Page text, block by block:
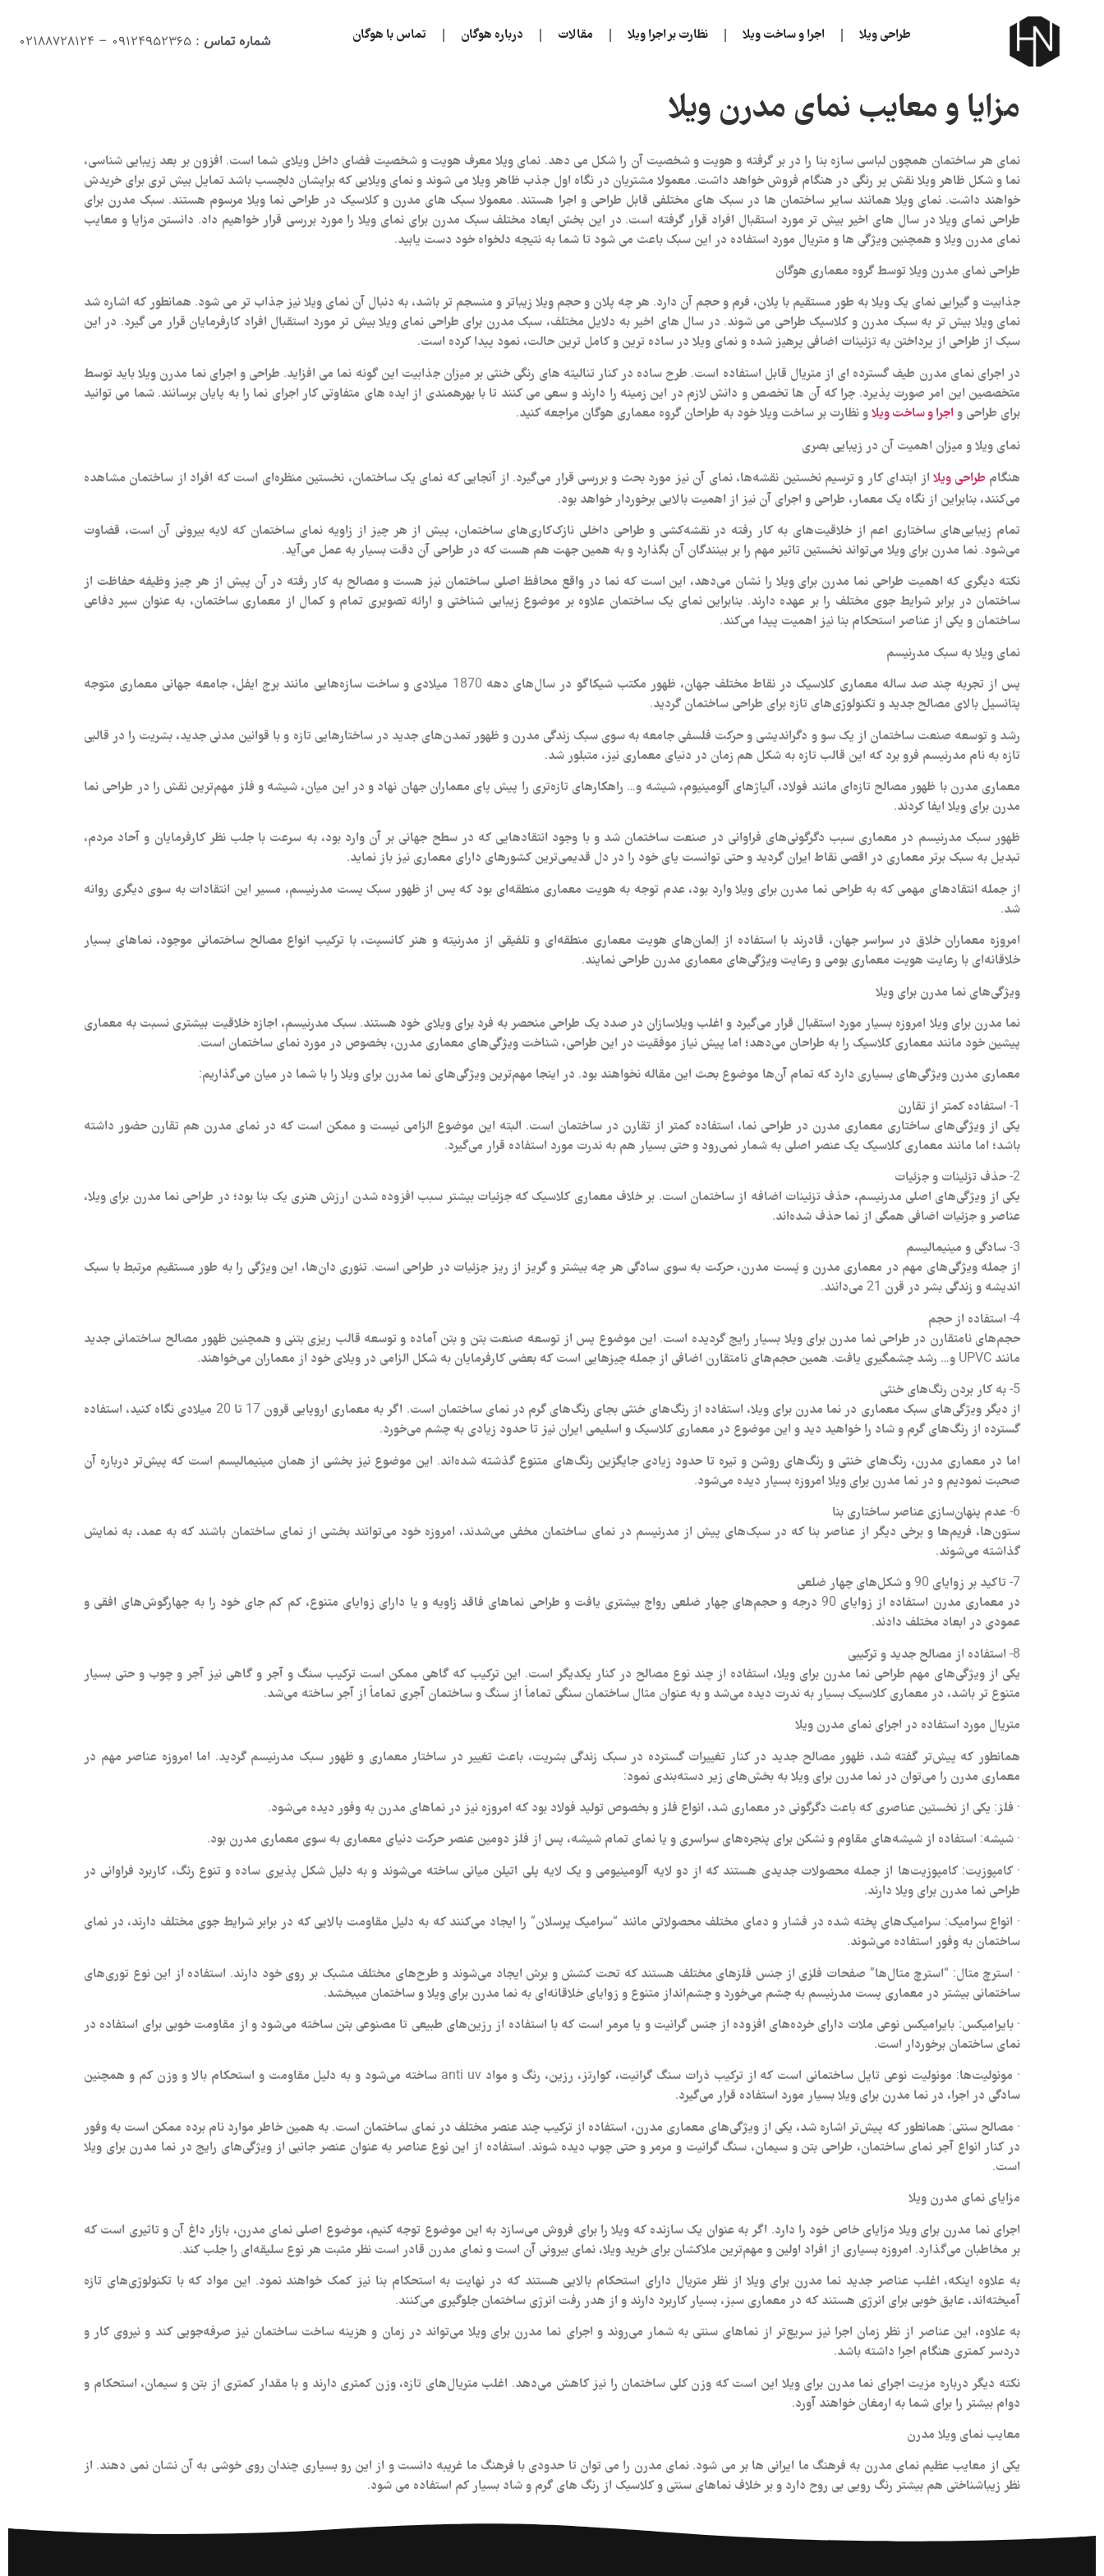
طراحی ویلا اجرا و ساخت ویلا نظارت بر اجرا ویلا مقالات درباره هوگان تماس با هوگان شماره تماس : 09124952365 – 02188728124
مزایا و معایب نمای مدرن ویلا
نمای هر ساختمان همچون لباسی سازه بنا را در بر گرفته و هویت و شخصیت آن را شکل می دهد. نمای ویلا معرف هویت و شخصیت فضای داخل ویلای شما است. افزون بر بعد زیبایی شناسی،
نما و شکل ظاهر ویلا نقش پر رنگی در هنگام فروش خواهد داشت. معمولا مشتریان در نگاه اول جذب ظاهر ویلا می شوند و نمای ویلایی که برایشان دلچسب باشد تمایل بیش تری برای خریدش
خواهند داشت. نمای ویلا همانند سایر ساختمان ها در سبک های مختلفی قابل طراحی و اجرا هستند. معمولا سبک های مدرن و کلاسیک در طراحی نما ویلا مرسوم هستند. سبک مدرن برای
طراحی نمای ویلا در سال های اخیر بیش تر مورد استقبال افراد قرار گرفته است. در این بخش ابعاد مختلف سبک مدرن برای نمای ویلا را مورد بررسی قرار خواهیم داد. دانستن مزایا و معایب
نمای مدرن ویلا و همچنین ویژگی ها و متریال مورد استفاده در این سبک باعث می شود تا شما به نتیجه دلخواه خود دست یابید.
طراحی نمای مدرن ویلا توسط گروه معماری هوگان
جذابیت و گیرایی نمای یک ویلا به طور مستقیم با پلان، فرم و حجم آن دارد. هر چه پلان و حجم ویلا زیباتر و منسجم تر باشد، به دنبال آن نمای ویلا نیز جذاب تر می شود. همانطور که اشاره شد
نمای ویلا بیش تر به سبک مدرن و کلاسیک طراحی می شوند. در سال های اخیر به دلایل مختلف، سبک مدرن برای طراحی نمای ویلا بیش تر مورد استقبال افراد کارفرمایان قرار می گیرد. در این
سبک از طراحی از پرداختن به تزئینات اضافی پرهیز شده و نمای ویلا در ساده ترین و کامل ترین حالت، نمود پیدا کرده است.
در اجرای نمای مدرن طیف گسترده ای از متریال قابل استفاده است. طرح ساده در کنار تنالیته های رنگی خنثی بر میزان جذابیت این گونه نما می افزاید. طراحی و اجرای نما مدرن ویلا باید توسط
متخصصین این امر صورت پذیرد. چرا که آن ها تخصص و دانش لازم در این زمینه را دارند و سعی می کنند تا با بهرهمندی از ایده های متفاوتی کار اجرای نما را به پایان برسانند. شما می توانید
برای طراحی و اجرا و ساخت ویلا و نظارت بر ساخت ویلا خود به طراحان گروه معماری هوگان مراجعه کنید.
نمای ویلا و میزان اهمیت آن در زیبایی بصری
هنگام طراحی ویلااز ابتدای کار و ترسیم نخستین نقشه‌ها، نمای آن نیز مورد بحث و بررسی قرار می‌گیرد. از آنجایی که نمای یک ساختمان، نخستین منظره‌ای است که افراد از ساختمان مشاهده
می‌کنند، بنابراین از نگاه یک معمار، طراحی و اجرای آن نیز از اهمیت بالایی برخوردار خواهد بود.
تمام زیبایی‌های ساختاری اعم از خلاقیت‌های به کار رفته در نقشه‌کشی و طراحی داخلی نازک‌کاری‌های ساختمان، پیش از هر چیز از زاویه نمای ساختمان که لایه بیرونی آن است، قضاوت
می‌شود. نما مدرن برای ویلا می‌تواند نخستین تاثیر مهم را بر بینندگان آن بگذارد و به همین جهت هم هست که در طراحی آن دقت بسیار به عمل می‌آید.
نکته دیگری که اهمیت طراحی نما مدرن برای ویلا را نشان می‌دهد، این است که نما در واقع محافظ اصلی ساختمان نیز هست و مصالح به کار رفته در آن پیش از هر چیز وظیفه حفاظت از
ساختمان در برابر شرایط جوی مختلف را بر عهده دارند. بنابراین نمای یک ساختمان علاوه بر موضوع زیبایی شناختی و ارائه تصویری تمام و کمال از معماری ساختمان، به عنوان سپر دفاعی
ساختمان و یکی از عناصر استحکام بنا نیز اهمیت پیدا می‌کند.
نمای ویلا به سبک مدرنیسم
پس از تجربه چند صد ساله معماری کلاسیک در نقاط مختلف جهان، ظهور مکتب شیکاگو در سال‌های دهه 1870 میلادی و ساخت سازه‌هایی مانند برج ایفل، جامعه جهانی معماری متوجه
پتانسیل بالای مصالح جدید و تکنولوژی‌های تازه برای طراحی ساختمان گردید.
رشد و توسعه صنعت ساختمان از یک سو و دگراندیشی و حرکت فلسفی جامعه به سوی سبک زندگی مدرن و ظهور تمدن‌های جدید در ساختارهایی تازه و با قوانین مدنی جدید، بشریت را در قالبی
تازه به نام مدرنیسم فرو برد که این قالب تازه به شکل هم‌ زمان در دنیای معماری نیز، متبلور شد.
معماری مدرن با ظهور مصالح تازه‌ای مانند فولاد، آلیاژهای آلومینیوم، شیشه و… راهکارهای تازه‌تری را پیش پای معماران جهان نهاد و در این میان، شیشه و فلز مهم‌ترین نقش را در طراحی نما
مدرن برای ویلا ایفا کردند.
ظهور سبک مدرنیسم در معماری سبب دگرگونی‌های فراوانی در صنعت ساختمان شد و با وجود انتقادهایی که در سطح جهانی بر آن وارد بود، به سرعت با جلب نظر کارفرمایان و آحاد مردم،
تبدیل به سبک برتر معماری در اقصی نقاط ایران گردید و حتی توانست پای خود را در دل قدیمی‌ترین کشورهای دارای معماری نیز باز نماید.
از جمله انتقادهای مهمی که به طراحی نما مدرن برای ویلا وارد بود، عدم توجه به هویت معماری منطقه‌ای بود که پس از ظهور سبک پست مدرنیسم، مسیر این انتقادات به سوی دیگری روانه
شد.
امروزه معماران خلاق در سراسر جهان، قادرند با استفاده از اِلمان‌های هویت معماری منطقه‌ای و تلفیقی از مدرنیته و هنر کانسپت، با ترکیب انواع مصالح ساختمانی موجود، نماهای بسیار
خلاقانه‌ای با رعایت هویت معماری بومی و رعایت ویژگی‌های معماری مدرن طراحی نمایند.
ویژگی‌های نما مدرن برای ویلا
نما مدرن برای ویلا امروزه بسیار مورد استقبال قرار می‌گیرد و اغلب ویلاسازان در صدد یک طراحی منحصر به فرد برای ویلای خود هستند. سبک مدرنیسم، اجازه خلاقیت بیشتری نسبت به معماری
پیشین خود مانند معماری کلاسیک را به طراحان می‌دهد؛ اما پیش نیاز موفقیت در این طراحی، شناخت ویژگی‌های معماری مدرن، بخصوص در مورد نمای ساختمان است.
معماری مدرن ویژگی‌های بسیاری دارد که تمام آن‌ها موضوع بحث این مقاله نخواهند بود. در اینجا مهم‌ترین ویژگی‌های نما مدرن برای ویلا را با شما در میان می‌گذاریم:
1- استفاده کمتر از تقارن
یکی از ویژگی‌های ساختاری معماری مدرن در طراحی نما، استفاده کمتر از تقارن در ساختمان است. البته این موضوع الزامی نیست و ممکن است که در نمای مدرن هم تقارن حضور داشته
باشد؛ اما مانند معماری کلاسیک یک عنصر اصلی به شمار نمی‌رود و حتی بسیار هم به ندرت مورد استفاده قرار می‌گیرد.
2- حذف تزئینات و جزئیات
یکی از ویژگی‌های اصلی مدرنیسم، حذف تزئینات اضافه از ساختمان است. بر خلاف معماری کلاسیک که جزئیات بیشتر سبب افزوده شدن ارزش هنری یک بنا بود؛ در طراحی نما مدرن برای ویلا،
عناصر و جزئیات اضافی همگی از نما حذف شده‌اند.
3- سادگی و مینیمالیسم
از جمله ویژگی‌های مهم در معماری مدرن و پُست مدرن، حرکت به سوی سادگی هر چه بیشتر و گریز از ریز جزئیات در طراحی است. تئوری دان‌ها، این ویژگی را به طور مستقیم مرتبط با سبک
اندیشه و زندگی بشر در قرن 21 می‌دانند.
4- استفاده از حجم
حجم‌های نامتقارن در طراحی نما مدرن برای ویلا بسیار رایج گردیده است. این موضوع پس از توسعه صنعت بتن و بتن آماده و توسعه قالب ریزی بتنی و همچنین ظهور مصالح ساختمانی جدید
مانند UPVC و… رشد چشمگیری یافت. همین حجم‌های نامتقارن اضافی از جمله چیزهایی است که بعضی کارفرمایان به شکل الزامی در ویلای خود از معماران می‌خواهند.
5- به کار بردن رنگ‌های خنثی
از دیگر ویژگی‌های سبک معماری در نما مدرن برای ویلا، استفاده از رنگ‌های خنثی بجای رنگ‌های گرم در نمای ساختمان است. اگر به معماری اروپایی قرون 17 تا 20 میلادی نگاه کنید، استفاده
گسترده از رنگ‌های گرم و شاد را خواهید دید و این موضوع در معماری کلاسیک و اسلیمی ایران نیز تا حدود زیادی به چشم می‌خورد.
اما در معماری مدرن، رنگ‌های خنثی و رنگ‌های روشن و تیره تا حدود زیادی جایگزین رنگ‌های متنوع گذشته شده‌اند. این موضوع نیز بخشی از همان مینیمالیسم است که پیش‌تر درباره آن
صحبت نمودیم و در نما مدرن برای ویلا امروزه بسیار دیده می‌شود.
6- عدم پنهان‌سازی عناصر ساختاری بنا
ستون‌ها، فریم‌ها و برخی دیگر از عناصر بنا که در سبک‌های پیش از مدرنیسم در نمای ساختمان مخفی می‌شدند، امروزه خود می‌توانند بخشی از نمای ساختمان باشند که به عمد، به نمایش
گذاشته می‌شوند.
7- تاکید بر زوایای 90 و شکل‌های چهار ضلعی
در معماری مدرن استفاده از زوایای 90 درجه و حجم‌های چهار ضلعی رواج بیشتری یافت و طراحی نماهای فاقد زاویه و یا دارای زوایای متنوع، کم کم جای خود را به چهارگوش‌های افقی و
عمودی در ابعاد مختلف دادند.
8- استفاده از مصالح جدید و ترکیبی
یکی از ویژگی‌های مهم طراحی نما مدرن برای ویلا، استفاده از چند نوع مصالح در کنار یکدیگر است. این ترکیب که گاهی ممکن است ترکیب سنگ و آجر و گاهی نیز آجر و چوب و حتی بسیار
متنوع تر باشد، در معماری کلاسیک بسیار به ندرت دیده می‌شد و به عنوان مثال ساختمان سنگی تماماً از سنگ و ساختمان آجری تماماً از آجر ساخته می‌شد.
متریال مورد استفاده در اجرای نمای مدرن ویلا
همانطور که پیش‌تر گفته شد، ظهور مصالح جدید در کنار تغییرات گسترده در سبک زندگی بشریت، باعث تغییر در ساختار معماری و ظهور سبک مدرنیسم گردید. اما امروزه عناصر مهم در
معماری مدرن را می‌توان در نما مدرن برای ویلا به بخش‌های زیر دسته‌بندی نمود:
· فلز: یکی از نخستین عناصری که باعث دگرگونی در معماری شد، انواع فلز و بخصوص تولید فولاد بود که امروزه نیز در نماهای مدرن به وفور دیده می‌شود.
· شیشه: استفاده از شیشه‌های مقاوم و نشکن برای پنجره‌های سراسری و یا نمای تمام شیشه، پس از فلز دومین عنصر حرکت دنیای معماری به سوی معماری مدرن بود.
· کامپوزیت: کامپوزیت‌ها از جمله محصولات جدیدی هستند که از دو لایه آلومینیومی و یک لایه پلی اتیلن میانی ساخته می‌شوند و به دلیل شکل پذیری ساده و تنوع رنگ، کاربرد فراوانی در
طراحی نما مدرن برای ویلا دارند.
· انواع سرامیک: سرامیک‌های پخته شده در فشار و دمای مختلف محصولاتی مانند “سرامیک پرسلان” را ایجاد می‌کنند که به دلیل مقاومت بالایی که در برابر شرایط جوی مختلف دارند، در نمای
ساختمان به وفور استفاده می‌شوند.
· استرچ متال: “استرچ متال‌ها” صفحات فلزی از جنس فلزهای مختلف هستند که تحت کشش و برش ایجاد می‌شوند و طرح‌های مختلف مشبک بر روی خود دارند. استفاده از این نوع توری‌های
ساختمانی بیشتر در معماری پست مدرنیسم به چشم می‌خورد و چشم‌انداز متنوع و زوایای خلاقانه‌ای به نما مدرن برای ویلا و ساختمان می‎بخشد.
· بایرامیکس: بایرامیکس نوعی ملات دارای خرده‌های افزوده از جنس گرانیت و یا مرمر است که با استفاده از رزین‌های طبیعی تا مصنوعی بتن ساخته می‌شود و از مقاومت خوبی برای استفاده در
نمای ساختمان برخوردار است.
· مونولیت‌ها: مونولیت نوعی تایل ساختمانی است که از ترکیب ذرات سنگ گرانیت، کوارتز، رزین، رنگ و مواد anti uv ساخته می‌شود و به دلیل مقاومت و استحکام بالا و وزن کم و همچنین
سادگی در اجرا، در نما مدرن برای ویلا بسیار مورد استفاده قرار می‌گیرد.
· مصالح سنتی: همانطور که پیش‌تر اشاره شد، یکی از ویژگی‌های معماری مدرن، استفاده از ترکیب چند عنصر مختلف در نمای ساختمان است. به همین خاطر موارد نام برده ممکن است به وفور
در کنار انواع آجر نمای ساختمان، طراحی بتن و سیمان، سنگ گرانیت و مرمر و حتی چوب دیده شوند. استفاده از این نوع عناصر به عنوان عنصر جانبی از ویژگی‌های رایج در نما مدرن برای ویلا
است.
مزایای نمای مدرن ویلا
اجرای نما مدرن برای ویلا مزایای خاص خود را دارد. اگر به عنوان یک سازنده که ویلا را برای فروش می‌سازد به این موضوع توجه کنیم، موضوع اصلی نمای مدرن، بازار داغ آن و تاثیری است که
بر مخاطبان می‌گذارد. امروزه بسیاری از افراد اولین و مهم‌ترین ملاکشان برای خرید ویلا، نمای بیرونی آن است و نمای مدرن قادر است نظر مثبت هر نوع سلیقه‌ای را جلب کند.
به علاوه اینکه، اغلب عناصر جدید نما مدرن برای ویلا از نظر متریال دارای استحکام بالایی هستند که در نهایت به استحکام بنا نیز کمک خواهند نمود. این مواد که با تکنولوژی‌های تازه
آمیخته‌اند، عایق خوبی برای انرژی هستند که در معماری سبز، بسیار کاربرد دارند و از هدر رفت انرژی ساختمان جلوگیری می‌کنند.
به علاوه، این عناصر از نظر زمان اجرا نیز سریع‌تر از نماهای سنتی به شمار می‌روند و اجرای نما مدرن برای ویلا می‌تواند در زمان و هزینه ساخت ساختمان نیز صرفه‌جویی کند و نیروی کار و
دردسر کمتری هنگام اجرا داشته باشد.
نکته دیگر درباره مزیت اجرای نما مدرن برای ویلا این است که وزن کلی ساختمان را نیز کاهش می‌دهد. اغلب متریال‌های تازه، وزن کمتری دارند و با مقدار کمتری از بتن و سیمان، استحکام و
دوام بیشتر را برای شما به ارمغان خواهند آورد.
معایب نمای ویلا مدرن
یکی از معایب عظیم نمای مدرن به فرهنگ ما ایرانی ها بر می شود. نمای مدرن را می توان تا حدودی با فرهنگ ما غریبه دانست و از این رو بسیاری چندان روی خوشی به آن نشان نمی دهند. از
نظر زیباشناختی هم بیشتر رنگ رویی بی روح دارد و بر خلاف نماهای سنتی و کلاسیک از رنگ های گرم و شاد بسیار کم استفاده می شود.